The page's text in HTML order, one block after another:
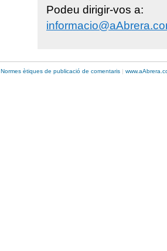
Podeu dirigir-vos a:
Normes ètiques de publicació de comentaris | www.aAbrera